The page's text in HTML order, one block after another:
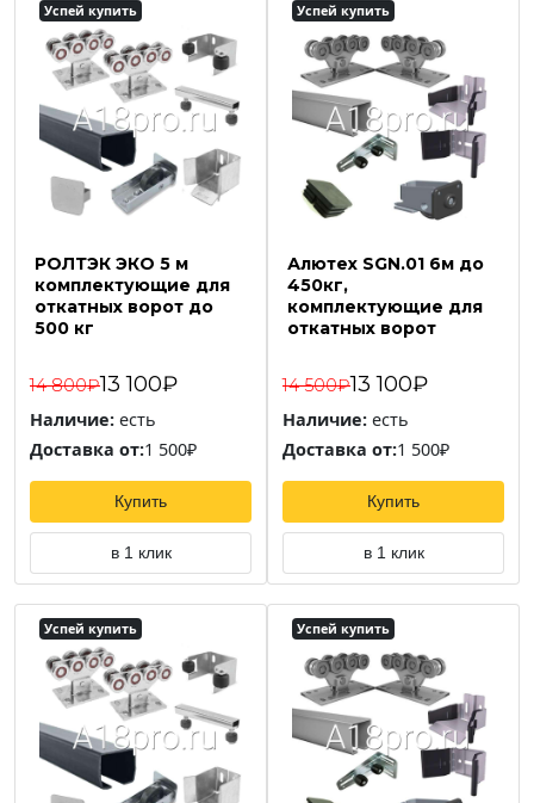
Успей купить
РОЛТЭК ЭКО 5 м
комплектующие для
откатных ворот до
500 кг
14 800₽13 100₽
Наличие: есть
Доставка от:1 500₽
Купить
в 1 клик
Успей купить
Алютех SGN.01 6м до
450кг,
комплектующие для
откатных ворот
14 500₽13 100₽
Наличие: есть
Доставка от:1 500₽
Купить
в 1 клик
Успей купить Успей купить